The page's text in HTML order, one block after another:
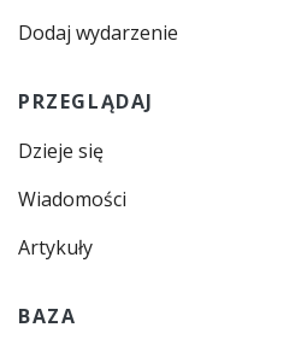
Dodaj wydarzenie
PRZEGLĄDAJ
Dzieje się
Wiadomości
Artykuły
BAZA